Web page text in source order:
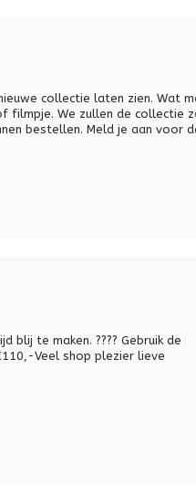
collectie laten zien. Wat
filmpje. We zullen de collectie
bestellen. Meld je aan voor
blij te maken. ???? Gebruik de
Veel shop plezier lieve